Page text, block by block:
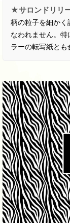
★サロンドリリ
柄の粒子を細かく
なわれません。
ラーの転写紙とも